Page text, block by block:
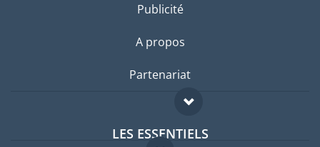
Publicité
A propos
Partenariat
LES ESSENTIELS